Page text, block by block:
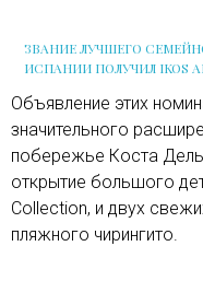
ЗВАНИЕ ЛУЧШЕГО
ИСПАНИИ ПОЛУЧИЛ IKOS
Объявление этих
значительного
побережье Коста
открытие большого
Collection, и двух
пляжного чирингито.